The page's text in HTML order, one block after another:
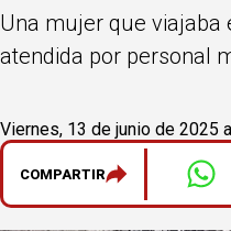
Una mujer que viajaba
atendida por personal
Viernes, 13 de junio de 2025
COMPARTIR